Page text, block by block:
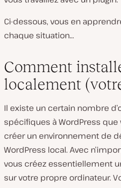
Ci-dessous, vous en
chaque situation…
Comment
localement
Il existe un certain nombre
spécifiques à WordPress
créer un environnement de
WordPress local. Avec
vous créez essentiellement
sur votre propre ordinateur.